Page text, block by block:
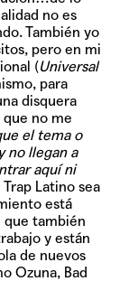
no es
También yo
pero en mi
(Universal
para
disquera
no me
el tema o
no llegan a
aquí ni
Latino sea
está
que también
y están
de nuevos
Ozuna, Bad